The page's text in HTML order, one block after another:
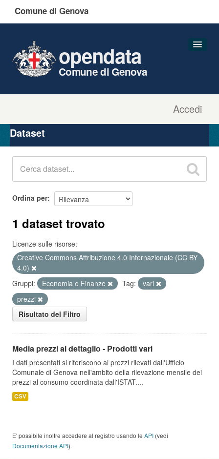
Comune di Genova
Accedi
opendata
Comune di Genova
Organizzazioni
Gruppi
Dataset
Ordina per
1 dataset trovato
Licenze sulle risorse:
Creative Commons Attribuzione 4.0 Internazionale (CC BY
4.0)
Gruppi:
Economia e Finanze Tag:
vari
prezzi
Risultato del Filtro
Media prezzi al dettaglio - Prodotti vari
I dati presentati si riferiscono ai prezzi rilevati dall'Ufficio
Comunale di Genova nell'ambito della rilevazione mensile dei
prezzi al consumo coordinata dall'ISTAT....
CSV
E' possibile inoltre accedere al registro usando le API (vedi
Documentazione API).